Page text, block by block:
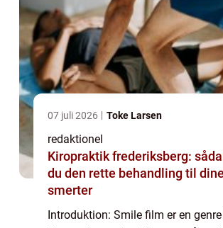
07 juli 2026 Toke Larsen
redaktionel
Kiropraktik frederiksberg:
du den rette behandling til dine
smerter
Introduktion: Smile film er en